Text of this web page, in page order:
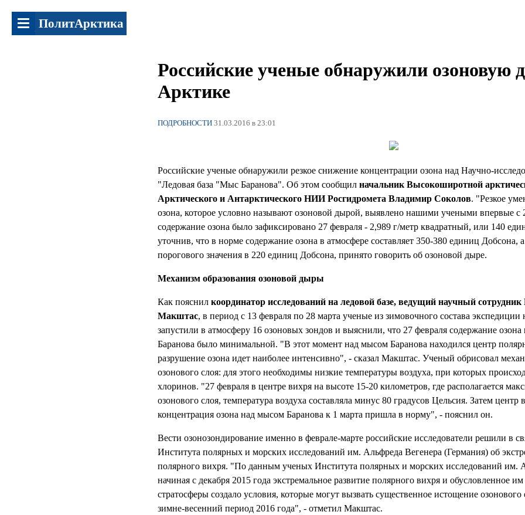
ПолитАрктика
Российские ученые обнаружили озоновую
Арктике
ПОДРОБНОСТИ31.03.2016 в 23:01
Российские ученые обнаружили резкое снижение концентрации озона над Научно-
"Ледовая база "Мыс Баранова". Об этом сообщил начальник Высокоширотной
Арктического и Антарктического НИИ Росгидромета Владимир Соколов. "Резкое
озона, которое условно называют озоновой дырой, выявлено нашими учеными впервые с
содержание озона было зафиксировано 27 февраля - 2,989 г/метр квадратный, или 140
уточнив, что в норме содержание озона в атмосфере составляет 350-380 единиц Добсона,
порогового значения в 220 единиц Добсона, принято говорить об озоновой дыре.
Механизм образования озоновой дыры
Как пояснил координатор исследований на ледовой базе, ведущий научный
Макштас, в период с 13 февраля по 28 марта ученые из зимовочного состава экспедиции
запустили в атмосферу 16 озоновых зондов и выяснили, что 27 февраля содержание
Баранова было минимальной. "В этот момент над мысом Баранова находился центр
разрушение озона идет наиболее интенсивно", - сказал Макштас. Ученый обрисовал
озонового слоя: для этого необходимы низкие температуры воздуха, при которых
хлоринов. "27 февраля в центре вихря на высоте 15-20 километров, где располагается
озонового слоя, температура воздуха составляла минус 80 градусов Цельсия. Затем центр
концентрация озона над мысом Баранова к 1 марта пришла в норму", - пояснил он.
Вести озонозондирование именно в феврале-марте российские исследователи решили в
Института полярных и морских исследований им. Альфреда Вегенера (Германия) об
полярного вихря. "По данным ученых Института полярных и морских исследований им.
начиная с декабря 2015 года экстремальное развитие полярного вихря и обусловленное
стратосферы создало условия, которые могут вызвать существенное истощение
зимне-весенний период 2016 года", - отметил Макштас.